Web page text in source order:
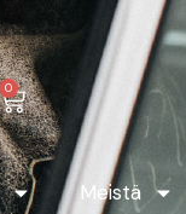
0
Meistä